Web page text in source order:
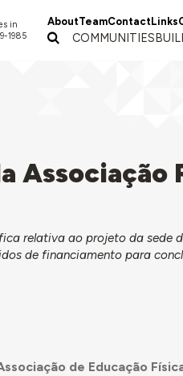
in
1985
AboutTeamContactLinks
COMMUNITIES
Associação
relativa ao projeto da sede
de financiamento para
de Educação